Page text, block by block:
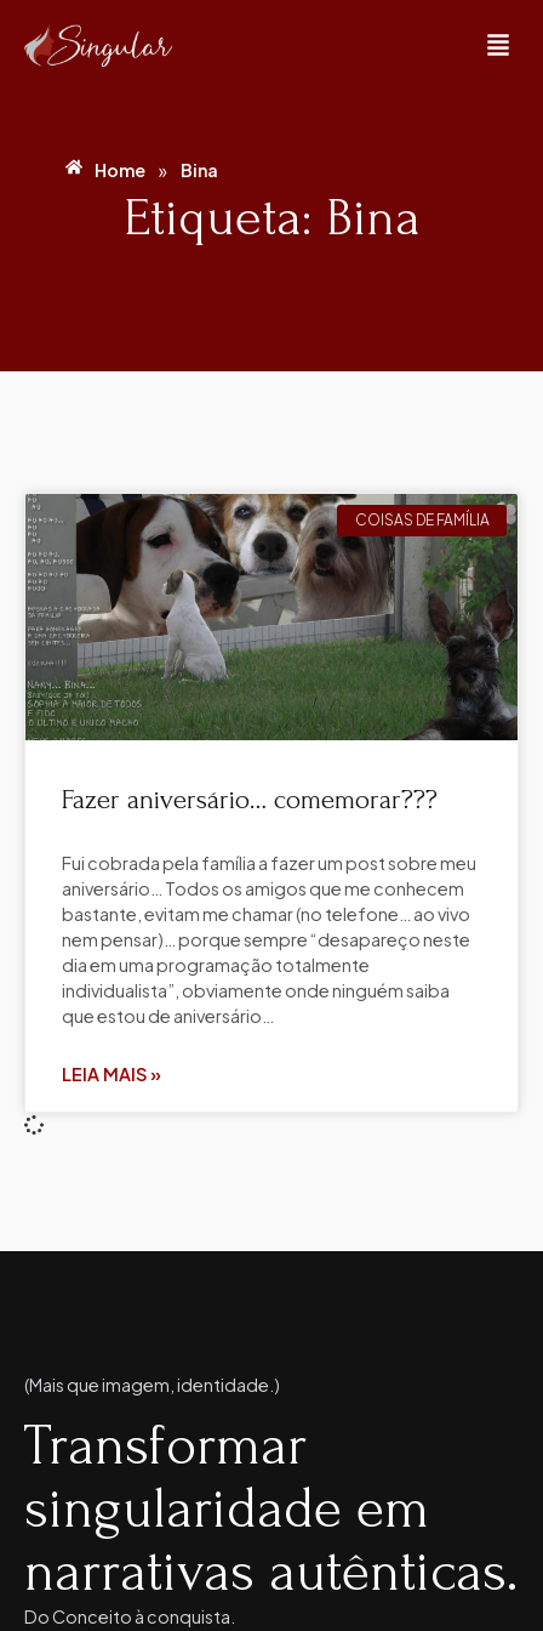
Home » Bina
Etiqueta: Bina
COISAS DE FAMÍLIA
Fazer aniversário… comemorar???
Fui cobrada pela família a fazer um post sobre meu
aniversário… Todos os amigos que me conhecem
bastante, evitam me chamar (no telefone… ao vivo
nem pensar)… porque sempre “desapareço neste
dia em uma programação totalmente
individualista”, obviamente onde ninguém saiba
que estou de aniversário…
LEIA MAIS »
(Mais que imagem, identidade.)
Transformar
singularidade em
narrativas autênticas.
Do Conceito à conquista.